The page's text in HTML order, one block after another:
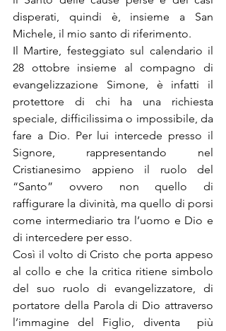
disperati, quindi è, insieme a San
Michele, il mio santo di riferimento.
Il Martire, festeggiato sul calendario il
28 ottobre insieme al compagno di
evangelizzazione Simone, è infatti il
protettore di chi ha una richiesta
speciale, difficilissima o impossibile, da
fare a Dio. Per lui intercede presso il
Signore, rappresentando nel
Cristianesimo appieno il ruolo del
“Santo” ovvero non quello di
raffigurare la divinità, ma quello di porsi
come intermediario tra l’uomo e Dio e
di intercedere per esso.
Così il volto di Cristo che porta appeso
al collo e che la critica ritiene simbolo
del suo ruolo di evangelizzatore, di
portatore della Parola di Dio attraverso
l’immagine del Figlio, diventa  più